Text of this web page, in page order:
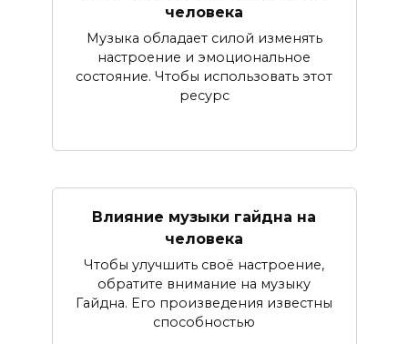
человека
Музыка обладает силой изменять
настроение и эмоциональное
состояние. Чтобы использовать этот
ресурс
Влияние музыки гайдна на
человека
Чтобы улучшить своё настроение,
обратите внимание на музыку
Гайдна. Его произведения известны
способностью